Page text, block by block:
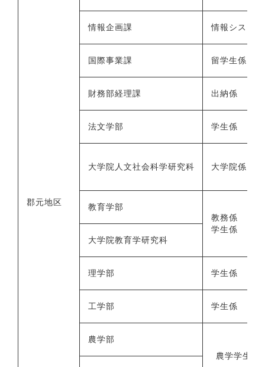
郡元地区
情報企画課 情報システ
国際事業課 留学生係
財務部経理課 出納係
法文学部 学生係
大学院人文社会科学研究科 大学院係
教育学部
教務係
学生係
大学院教育学研究科
理学部 学生係
工学部 学生係
農学部
農学学生係